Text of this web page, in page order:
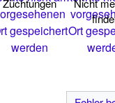
gespeichert
werden
Züchtungen
Ort
Nicht